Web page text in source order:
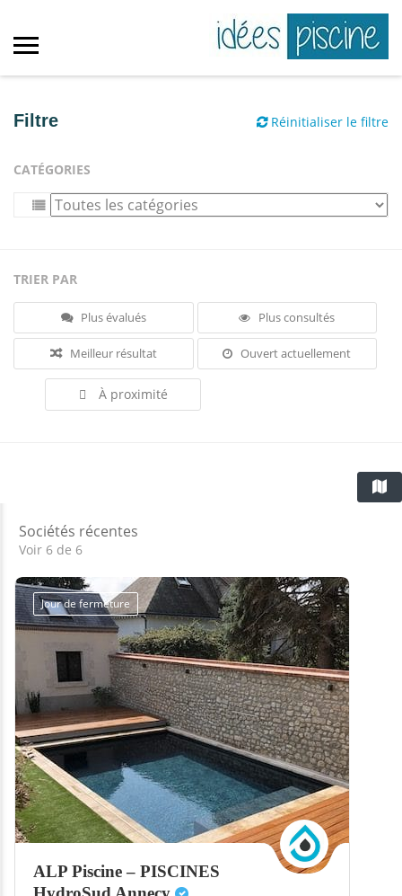
Filtre Réinitialiser le filtre
CATÉGORIES
TRIER PAR
Plus évalués Plus consultés
Meilleur résultat Ouvert actuellement
À proximité
Sociétés récentes
Voir 6 de 6
Jour de fermeture
ALP Piscine – PISCINES